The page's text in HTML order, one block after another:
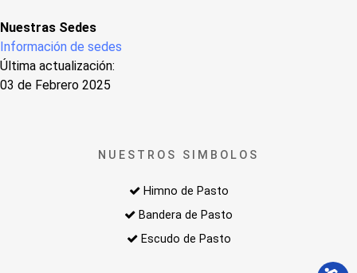
Nuestras Sedes
Información de sedes
Última actualización:
03 de Febrero 2025
NUESTROS SIMBOLOS
Himno de Pasto
Bandera de Pasto
Escudo de Pasto